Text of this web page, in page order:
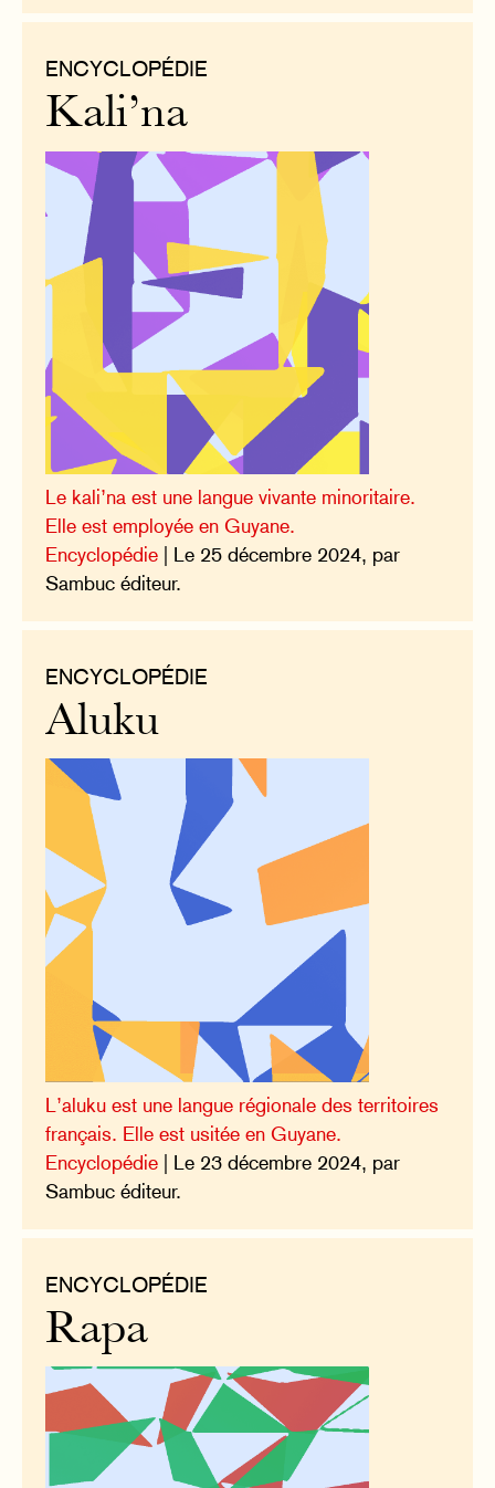
ENCYCLOPÉDIE
Kali’na
Le kali’na est une langue vivante minoritaire.
Elle est employée en Guyane.
Encyclopédie | Le 25 décembre 2024, par
Sambuc éditeur.
ENCYCLOPÉDIE
Aluku
L’aluku est une langue régionale des territoires
français. Elle est usitée en Guyane.
Encyclopédie | Le 23 décembre 2024, par
Sambuc éditeur.
ENCYCLOPÉDIE
Rapa